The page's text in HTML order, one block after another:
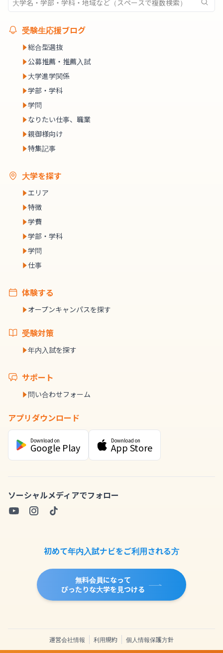
受験生応援ブログ
総合型選抜
公募推薦・推薦入試
大学進学関係
学部・学科
学問
なりたい仕事、職業
親御様向け
特集記事
大学を探す
エリア
特徴
学費
学部・学科
学問
仕事
体験する
オープンキャンパスを探す
受験対策
年内入試を探す
サポート
問い合わせフォーム
アプリダウンロード
Download on
Google Play
Download on
App Store
ソーシャルメディアでフォロー
初めて年内入試ナビをご利用される方
無料会員になって
ぴったりな大学を見つける
運営会社情報 利用規約 個人情報保護方針